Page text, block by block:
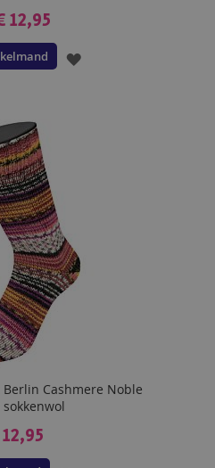
12,95
VOEG
Berlin Cashmere Noble
sokkenwol